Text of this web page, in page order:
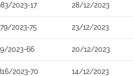
2023-17 28/12/2023
2023-75 23/12/2023
2023-66 20/12/2023
2023-70 14/12/2023